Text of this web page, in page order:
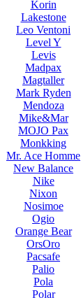
Korin
Lakestone
Leo Ventoni
Level Y
Levis
Madpax
Magtaller
Mark Ryden
Mendoza
Mike&Mar
MOJO Pax
Monkking
Mr. Ace Homme
New Balance
Nike
Nixon
Nosimoe
Ogio
Orange Bear
OrsOro
Pacsafe
Palio
Pola
Polar